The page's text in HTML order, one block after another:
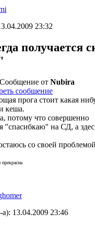
23:32
получается
Сообщение от Nubira
прога стоит какая
кеша.
потому что совершенно
"спасибкаю" на СД, а
со своей
а): 13.04.2009 23:46